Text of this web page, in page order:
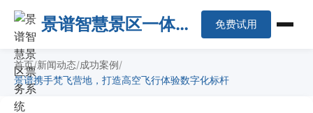
景谱智慧景区一体化
免费试用
首页 新闻动态 成功案例
景谱携手梵飞营地，打造高空飞行体验数字化标杆